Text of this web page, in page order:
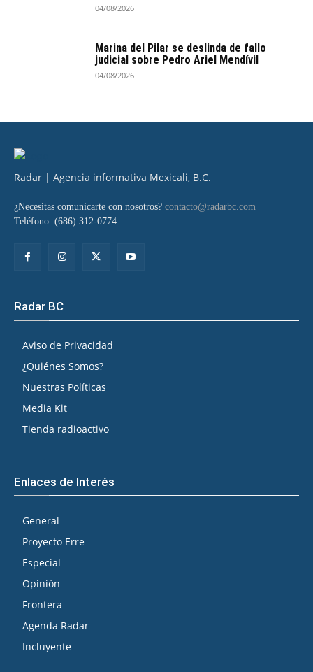
04/08/2026
Marina del Pilar se deslinda de fallo
judicial sobre Pedro Ariel Mendívil
04/08/2026
Radar | Agencia informativa Mexicali, B.C.
¿Necesitas comunicarte con nosotros? contacto@radarbc.com
Teléfono: (686) 312-0774
Radar BC
Aviso de Privacidad
¿Quiénes Somos?
Nuestras Políticas
Media Kit
Tienda radioactivo
Enlaces de Interés
General
Proyecto Erre
Especial
Opinión
Frontera
Agenda Radar
Incluyente